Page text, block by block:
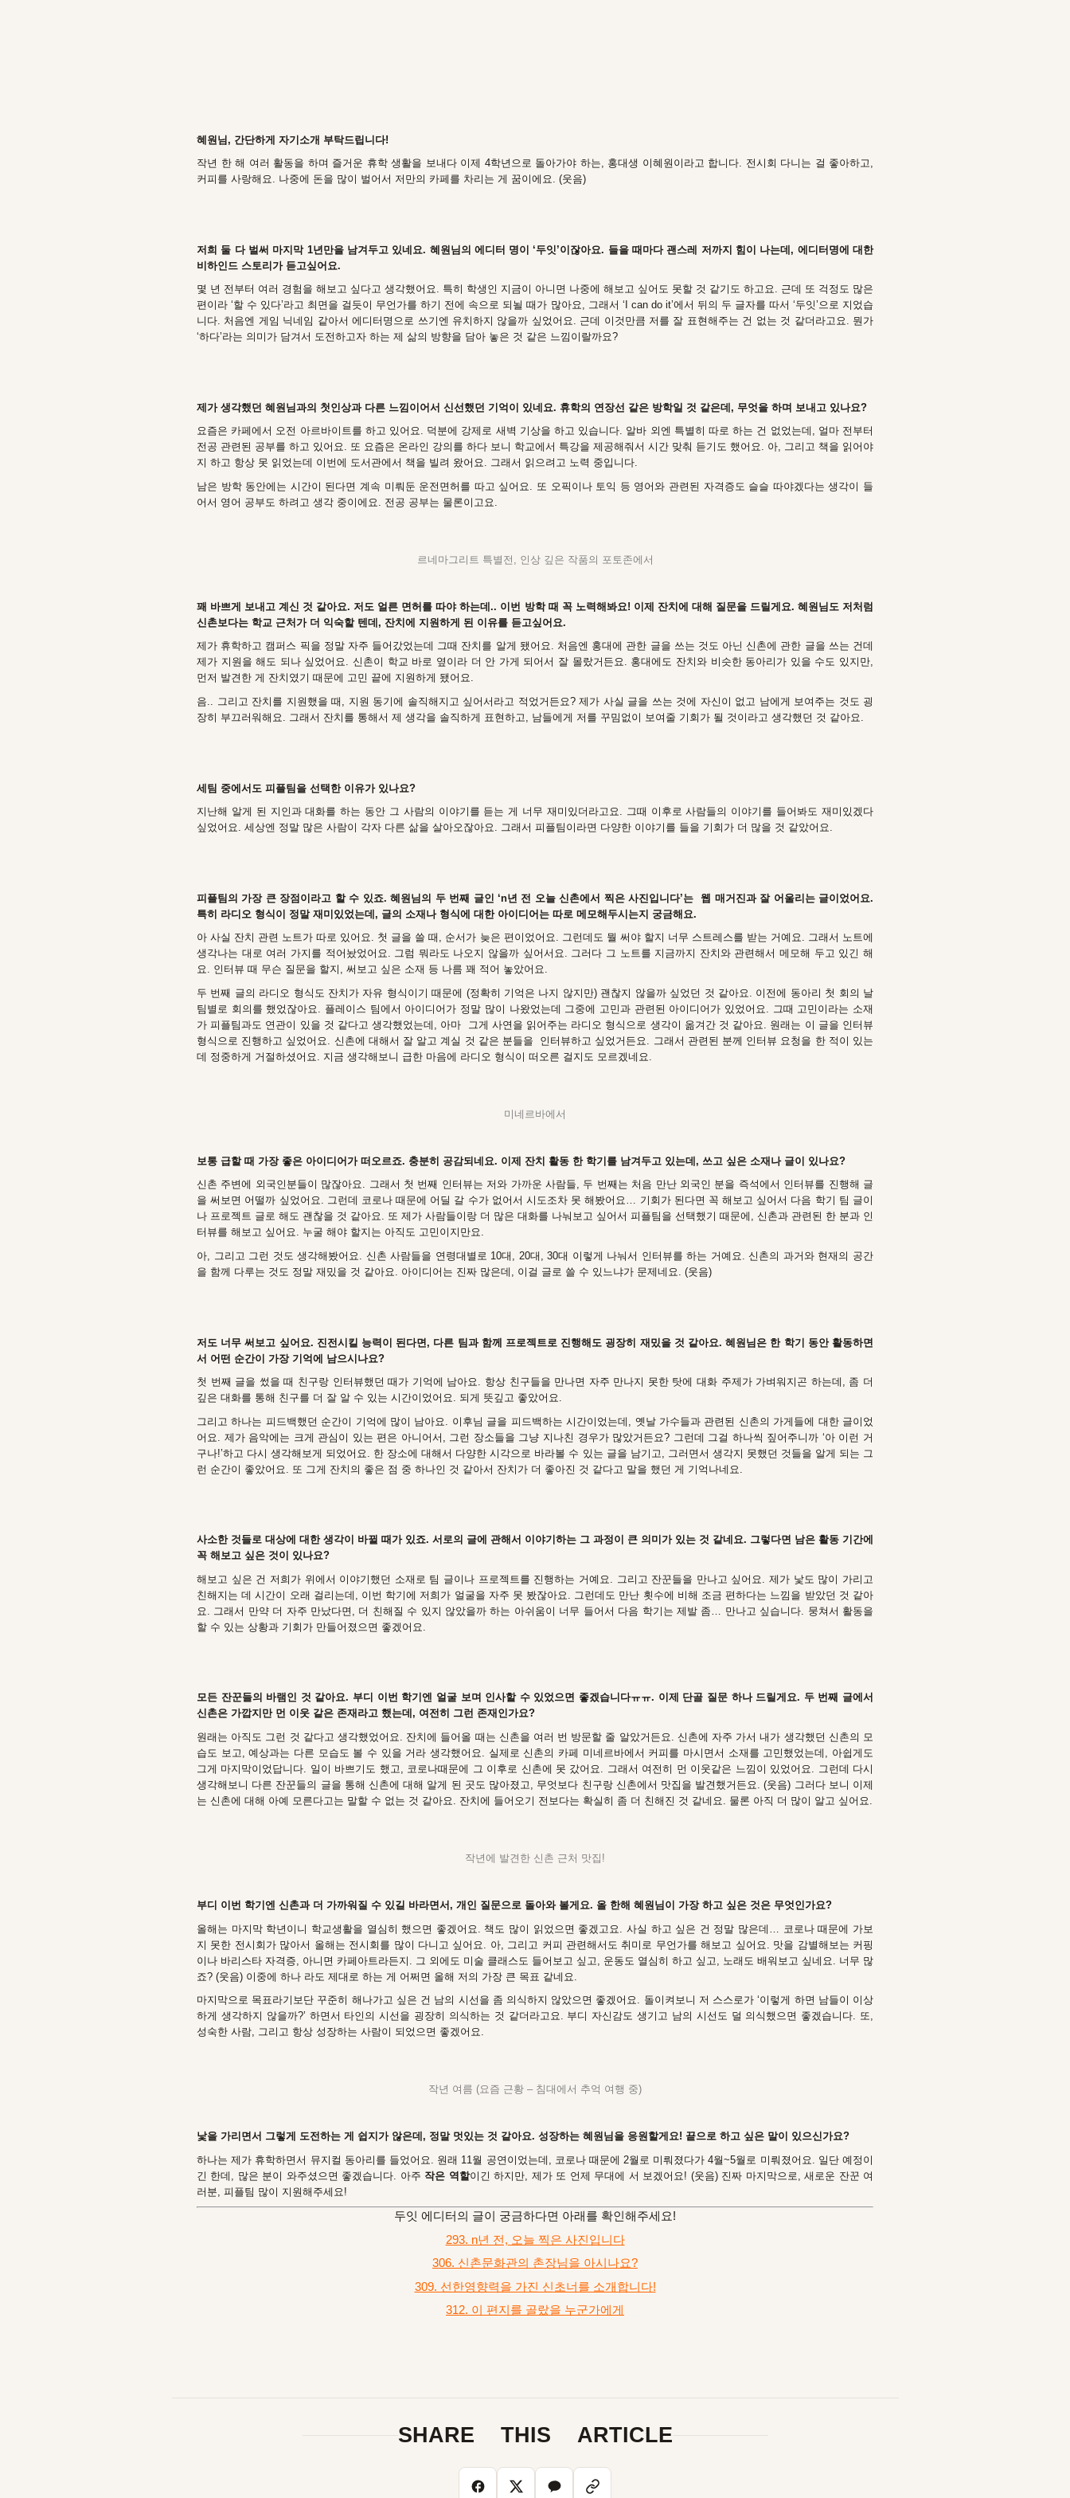
혜원님, 간단하게 자기소개 부탁드립니다!
작년 한 해 여러 활동을 하며 즐거운 휴학 생활을 보내다 이제 4학년으로 돌아가야 하는, 홍대생 이혜원이라고 합니다. 전시회 다니는 걸 좋아하고,
커피를 사랑해요. 나중에 돈을 많이 벌어서 저만의 카페를 차리는 게 꿈이에요. (웃음)
저희 둘 다 벌써 마지막 1년만을 남겨두고 있네요. 혜원님의 에디터 명이 ‘두잇’이잖아요. 들을 때마다 괜스레 저까지 힘이 나는데, 에디터명에 대한
비하인드 스토리가 듣고싶어요.
몇 년 전부터 여러 경험을 해보고 싶다고 생각했어요. 특히 학생인 지금이 아니면 나중에 해보고 싶어도 못할 것 같기도 하고요. 근데 또 걱정도 많은
편이라 ‘할 수 있다’라고 최면을 걸듯이 무언가를 하기 전에 속으로 되뇔 때가 많아요, 그래서 ‘I can do it’에서 뒤의 두 글자를 따서 ‘두잇’으로 지었습
니다. 처음엔 게임 닉네임 같아서 에디터명으로 쓰기엔 유치하지 않을까 싶었어요. 근데 이것만큼 저를 잘 표현해주는 건 없는 것 같더라고요. 뭔가
‘하다’라는 의미가 담겨서 도전하고자 하는 제 삶의 방향을 담아 놓은 것 같은 느낌이랄까요?
제가 생각했던 혜원님과의 첫인상과 다른 느낌이어서 신선했던 기억이 있네요. 휴학의 연장선 같은 방학일 것 같은데, 무엇을 하며 보내고 있나요?
요즘은 카페에서 오전 아르바이트를 하고 있어요. 덕분에 강제로 새벽 기상을 하고 있습니다. 알바 외엔 특별히 따로 하는 건 없었는데, 얼마 전부터
전공 관련된 공부를 하고 있어요. 또 요즘은 온라인 강의를 하다 보니 학교에서 특강을 제공해줘서 시간 맞춰 듣기도 했어요. 아, 그리고 책을 읽어야
지 하고 항상 못 읽었는데 이번에 도서관에서 책을 빌려 왔어요. 그래서 읽으려고 노력 중입니다.
남은 방학 동안에는 시간이 된다면 계속 미뤄둔 운전면허를 따고 싶어요. 또 오픽이나 토익 등 영어와 관련된 자격증도 슬슬 따야겠다는 생각이 들
어서 영어 공부도 하려고 생각 중이에요. 전공 공부는 물론이고요.
르네마그리트 특별전, 인상 깊은 작품의 포토존에서
꽤 바쁘게 보내고 계신 것 같아요. 저도 얼른 면허를 따야 하는데.. 이번 방학 때 꼭 노력해봐요! 이제 잔치에 대해 질문을 드릴게요. 혜원님도 저처럼
신촌보다는 학교 근처가 더 익숙할 텐데, 잔치에 지원하게 된 이유를 듣고싶어요.
제가 휴학하고 캠퍼스 픽을 정말 자주 들어갔었는데 그때 잔치를 알게 됐어요. 처음엔 홍대에 관한 글을 쓰는 것도 아닌 신촌에 관한 글을 쓰는 건데
제가 지원을 해도 되나 싶었어요. 신촌이 학교 바로 옆이라 더 안 가게 되어서 잘 몰랐거든요. 홍대에도 잔치와 비슷한 동아리가 있을 수도 있지만,
먼저 발견한 게 잔치였기 때문에 고민 끝에 지원하게 됐어요.
음.. 그리고 잔치를 지원했을 때, 지원 동기에 솔직해지고 싶어서라고 적었거든요? 제가 사실 글을 쓰는 것에 자신이 없고 남에게 보여주는 것도 굉
장히 부끄러워해요. 그래서 잔치를 통해서 제 생각을 솔직하게 표현하고, 남들에게 저를 꾸밈없이 보여줄 기회가 될 것이라고 생각했던 것 같아요.
세팀 중에서도 피플팀을 선택한 이유가 있나요?
지난해 알게 된 지인과 대화를 하는 동안 그 사람의 이야기를 듣는 게 너무 재미있더라고요. 그때 이후로 사람들의 이야기를 들어봐도 재미있겠다
싶었어요. 세상엔 정말 많은 사람이 각자 다른 삶을 살아오잖아요. 그래서 피플팀이라면 다양한 이야기를 들을 기회가 더 많을 것 같았어요.
피플팀의 가장 큰 장점이라고 할 수 있죠. 혜원님의 두 번째 글인 ‘n년 전 오늘 신촌에서 찍은 사진입니다’는 웹 매거진과 잘 어울리는 글이었어요.
특히 라디오 형식이 정말 재미있었는데, 글의 소재나 형식에 대한 아이디어는 따로 메모해두시는지 궁금해요.
아 사실 잔치 관련 노트가 따로 있어요. 첫 글을 쓸 때, 순서가 늦은 편이었어요. 그런데도 뭘 써야 할지 너무 스트레스를 받는 거예요. 그래서 노트에
생각나는 대로 여러 가지를 적어놨었어요. 그럼 뭐라도 나오지 않을까 싶어서요. 그러다 그 노트를 지금까지 잔치와 관련해서 메모해 두고 있긴 해
요. 인터뷰 때 무슨 질문을 할지, 써보고 싶은 소재 등 나름 꽤 적어 놓았어요.
두 번째 글의 라디오 형식도 잔치가 자유 형식이기 때문에 (정확히 기억은 나지 않지만) 괜찮지 않을까 싶었던 것 같아요. 이전에 동아리 첫 회의 날
팀별로 회의를 했었잖아요. 플레이스 팀에서 아이디어가 정말 많이 나왔었는데 그중에 고민과 관련된 아이디어가 있었어요. 그때 고민이라는 소재
가 피플팀과도 연관이 있을 것 같다고 생각했었는데, 아마 그게 사연을 읽어주는 라디오 형식으로 생각이 옮겨간 것 같아요. 원래는 이 글을 인터뷰
형식으로 진행하고 싶었어요. 신촌에 대해서 잘 알고 계실 것 같은 분들을 인터뷰하고 싶었거든요. 그래서 관련된 분께 인터뷰 요청을 한 적이 있는
데 정중하게 거절하셨어요. 지금 생각해보니 급한 마음에 라디오 형식이 떠오른 걸지도 모르겠네요.
미네르바에서
보통 급할 때 가장 좋은 아이디어가 떠오르죠. 충분히 공감되네요. 이제 잔치 활동 한 학기를 남겨두고 있는데, 쓰고 싶은 소재나 글이 있나요?
신촌 주변에 외국인분들이 많잖아요. 그래서 첫 번째 인터뷰는 저와 가까운 사람들, 두 번째는 처음 만난 외국인 분을 즉석에서 인터뷰를 진행해 글
을 써보면 어떨까 싶었어요. 그런데 코로나 때문에 어딜 갈 수가 없어서 시도조차 못 해봤어요… 기회가 된다면 꼭 해보고 싶어서 다음 학기 팀 글이
나 프로젝트 글로 해도 괜찮을 것 같아요. 또 제가 사람들이랑 더 많은 대화를 나눠보고 싶어서 피플팀을 선택했기 때문에, 신촌과 관련된 한 분과 인
터뷰를 해보고 싶어요. 누굴 해야 할지는 아직도 고민이지만요.
아, 그리고 그런 것도 생각해봤어요. 신촌 사람들을 연령대별로 10대, 20대, 30대 이렇게 나눠서 인터뷰를 하는 거예요. 신촌의 과거와 현재의 공간
을 함께 다루는 것도 정말 재밌을 것 같아요. 아이디어는 진짜 많은데, 이걸 글로 쓸 수 있느냐가 문제네요. (웃음)
저도 너무 써보고 싶어요. 진전시킬 능력이 된다면, 다른 팀과 함께 프로젝트로 진행해도 굉장히 재밌을 것 같아요. 혜원님은 한 학기 동안 활동하면
서 어떤 순간이 가장 기억에 남으시나요?
첫 번째 글을 썼을 때 친구랑 인터뷰했던 때가 기억에 남아요. 항상 친구들을 만나면 자주 만나지 못한 탓에 대화 주제가 가벼워지곤 하는데, 좀 더
깊은 대화를 통해 친구를 더 잘 알 수 있는 시간이었어요. 되게 뜻깊고 좋았어요.
그리고 하나는 피드백했던 순간이 기억에 많이 남아요. 이후님 글을 피드백하는 시간이었는데, 옛날 가수들과 관련된 신촌의 가게들에 대한 글이었
어요. 제가 음악에는 크게 관심이 있는 편은 아니어서, 그런 장소들을 그냥 지나친 경우가 많았거든요? 그런데 그걸 하나씩 짚어주니까 ‘아 이런 거
구나!’하고 다시 생각해보게 되었어요. 한 장소에 대해서 다양한 시각으로 바라볼 수 있는 글을 남기고, 그러면서 생각지 못했던 것들을 알게 되는 그
런 순간이 좋았어요. 또 그게 잔치의 좋은 점 중 하나인 것 같아서 잔치가 더 좋아진 것 같다고 말을 했던 게 기억나네요.
사소한 것들로 대상에 대한 생각이 바뀔 때가 있죠. 서로의 글에 관해서 이야기하는 그 과정이 큰 의미가 있는 것 같네요. 그렇다면 남은 활동 기간에
꼭 해보고 싶은 것이 있나요?
해보고 싶은 건 저희가 위에서 이야기했던 소재로 팀 글이나 프로젝트를 진행하는 거예요. 그리고 잔꾼들을 만나고 싶어요. 제가 낯도 많이 가리고
친해지는 데 시간이 오래 걸리는데, 이번 학기에 저희가 얼굴을 자주 못 봤잖아요. 그런데도 만난 횟수에 비해 조금 편하다는 느낌을 받았던 것 같아
요. 그래서 만약 더 자주 만났다면, 더 친해질 수 있지 않았을까 하는 아쉬움이 너무 들어서 다음 학기는 제발 좀… 만나고 싶습니다. 뭉쳐서 활동을
할 수 있는 상황과 기회가 만들어졌으면 좋겠어요.
모든 잔꾼들의 바램인 것 같아요. 부디 이번 학기엔 얼굴 보며 인사할 수 있었으면 좋겠습니다ㅠㅠ. 이제 단골 질문 하나 드릴게요. 두 번째 글에서
신촌은 가깝지만 먼 이웃 같은 존재라고 했는데, 여전히 그런 존재인가요?
원래는 아직도 그런 것 같다고 생각했었어요. 잔치에 들어올 때는 신촌을 여러 번 방문할 줄 알았거든요. 신촌에 자주 가서 내가 생각했던 신촌의 모
습도 보고, 예상과는 다른 모습도 볼 수 있을 거라 생각했어요. 실제로 신촌의 카페 미네르바에서 커피를 마시면서 소재를 고민했었는데, 아쉽게도
그게 마지막이었답니다. 일이 바쁘기도 했고, 코로나때문에 그 이후로 신촌에 못 갔어요. 그래서 여전히 먼 이웃같은 느낌이 있었어요. 그런데 다시
생각해보니 다른 잔꾼들의 글을 통해 신촌에 대해 알게 된 곳도 많아졌고, 무엇보다 친구랑 신촌에서 맛집을 발견했거든요. (웃음) 그러다 보니 이제
는 신촌에 대해 아예 모른다고는 말할 수 없는 것 같아요. 잔치에 들어오기 전보다는 확실히 좀 더 친해진 것 같네요. 물론 아직 더 많이 알고 싶어요.
작년에 발견한 신촌 근처 맛집!
부디 이번 학기엔 신촌과 더 가까워질 수 있길 바라면서, 개인 질문으로 돌아와 볼게요. 올 한해 혜원님이 가장 하고 싶은 것은 무엇인가요?
올해는 마지막 학년이니 학교생활을 열심히 했으면 좋겠어요. 책도 많이 읽었으면 좋겠고요. 사실 하고 싶은 건 정말 많은데… 코로나 때문에 가보
지 못한 전시회가 많아서 올해는 전시회를 많이 다니고 싶어요. 아, 그리고 커피 관련해서도 취미로 무언가를 해보고 싶어요. 맛을 감별해보는 커핑
이나 바리스타 자격증, 아니면 카페아트라든지. 그 외에도 미술 클래스도 들어보고 싶고, 운동도 열심히 하고 싶고, 노래도 배워보고 싶네요. 너무 많
죠? (웃음) 이중에 하나 라도 제대로 하는 게 어쩌면 올해 저의 가장 큰 목표 같네요.
마지막으로 목표라기보단 꾸준히 해나가고 싶은 건 남의 시선을 좀 의식하지 않았으면 좋겠어요. 돌이켜보니 저 스스로가 ‘이렇게 하면 남들이 이상
하게 생각하지 않을까?’ 하면서 타인의 시선을 굉장히 의식하는 것 같더라고요. 부디 자신감도 생기고 남의 시선도 덜 의식했으면 좋겠습니다. 또,
성숙한 사람, 그리고 항상 성장하는 사람이 되었으면 좋겠어요.
작년 여름 (요즘 근황 – 침대에서 추억 여행 중)
낯을 가리면서 그렇게 도전하는 게 쉽지가 않은데, 정말 멋있는 것 같아요. 성장하는 혜원님을 응원할게요! 끝으로 하고 싶은 말이 있으신가요?
하나는 제가 휴학하면서 뮤지컬 동아리를 들었어요. 원래 11월 공연이었는데, 코로나 때문에 2월로 미뤄졌다가 4월~5월로 미뤄졌어요. 일단 예정이
긴 한데, 많은 분이 와주셨으면 좋겠습니다. 아주 작은 역할이긴 하지만, 제가 또 언제 무대에 서 보겠어요! (웃음) 진짜 마지막으로, 새로운 잔꾼 여
러분, 피플팀 많이 지원해주세요!
두잇 에디터의 글이 궁금하다면 아래를 확인해주세요!
293. n년 전, 오늘 찍은 사진입니다
306. 신촌문화관의 촌장님을 아시나요?
309. 선한영향력을 가진 신초너를 소개합니다!
312. 이 편지를 골랐을 누군가에게
SHARE THIS ARTICLE